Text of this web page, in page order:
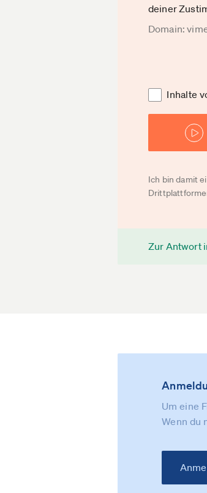
deiner
Domain:
Inhalte
Ich bin damit
Zur Antwort
Um eine
Wenn du